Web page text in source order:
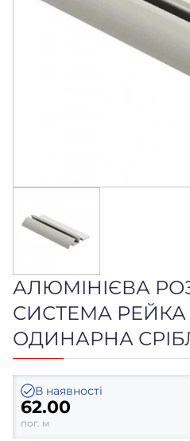
АЛЮМІНІЄВА
СИСТЕМА
ОДИНАРНА
В наявності
62.00
пог. м